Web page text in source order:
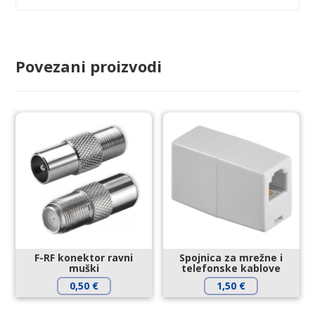
Povezani proizvodi
F-RF konektor ravni
muški
0,50 €
Spojnica za mrežne i
telefonske kablove
1,50 €